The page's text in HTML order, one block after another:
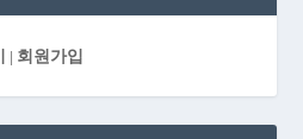
회원가입